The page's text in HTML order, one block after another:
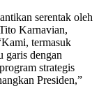
serentak oleh
Karnavian,
termasuk
garis dengan
strategis
Presiden,”